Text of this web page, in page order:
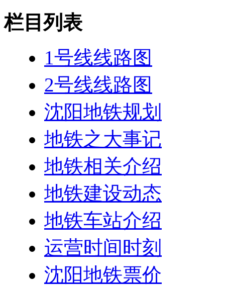
栏目列表
1号线线路图
2号线线路图
沈阳地铁规划
地铁之大事记
地铁相关介绍
地铁建设动态
地铁车站介绍
运营时间时刻
沈阳地铁票价